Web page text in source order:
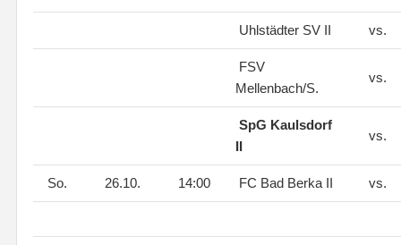
Uhlstädter SV II vs.
FSV
Mellenbach/S.
vs.
SpG Kaulsdorf
II
vs.
So. 26.10. 14:00 FC Bad Berka II vs.